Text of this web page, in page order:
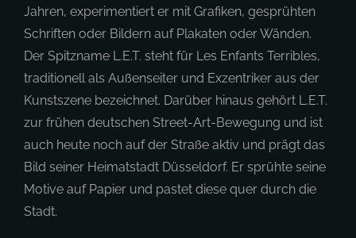
DE
Jahren, experimentiert er mit Grafiken, gesprühten
Schriften oder Bildern auf Plakaten oder Wänden.
Der Spitzname L.E.T. steht für Les Enfants Terribles,
traditionell als Außenseiter und Exzentriker aus der
Kunstszene bezeichnet. Darüber hinaus gehört L.E.T.
zur frühen deutschen Street-Art-Bewegung und ist
auch heute noch auf der Straße aktiv und prägt das
Bild seiner Heimatstadt Düsseldorf. Er sprühte seine
Motive auf Papier und pastet diese quer durch die
Stadt.